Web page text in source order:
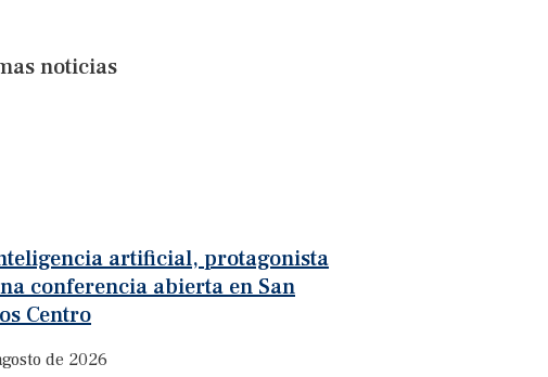
noticias
artificial, protagonista
conferencia abierta en San
Centro
de 2026